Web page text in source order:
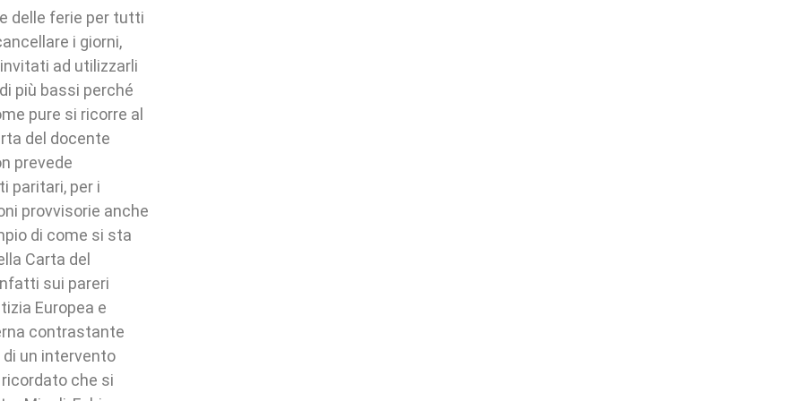
delle ferie per tutti
i giorni,
ad utilizzarli
più bassi perché
pure si ricorre al
del docente
prevede
paritari, per i
provvisorie anche
di come si sta
Carta del
sui pareri
Europea e
contrastante
un intervento
che si